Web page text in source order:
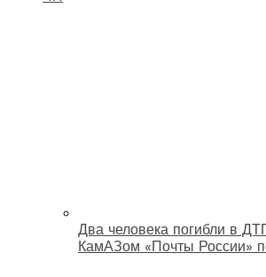
Два человека погибли в
КамАЗом «Почты России»